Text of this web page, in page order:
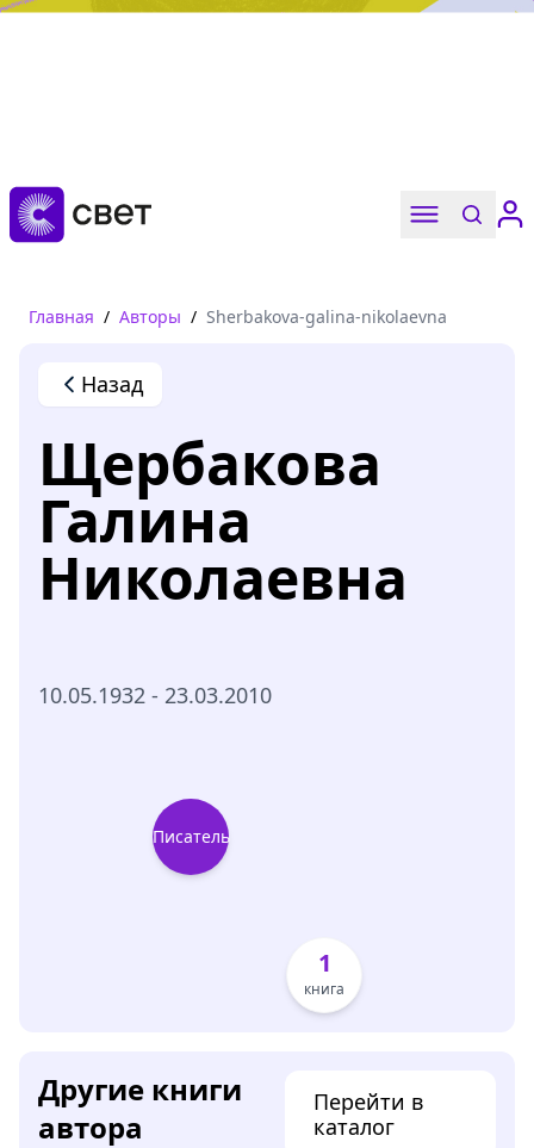
Дружба, любовь, взросление
Читать
Главная / Авторы / Sherbakova-galina-nikolaevna
Назад
Щербакова
Галина
Николаевна
10.05.1932 - 23.03.2010
Писатель
1
книга
Другие книги
автора
Перейти в
каталог